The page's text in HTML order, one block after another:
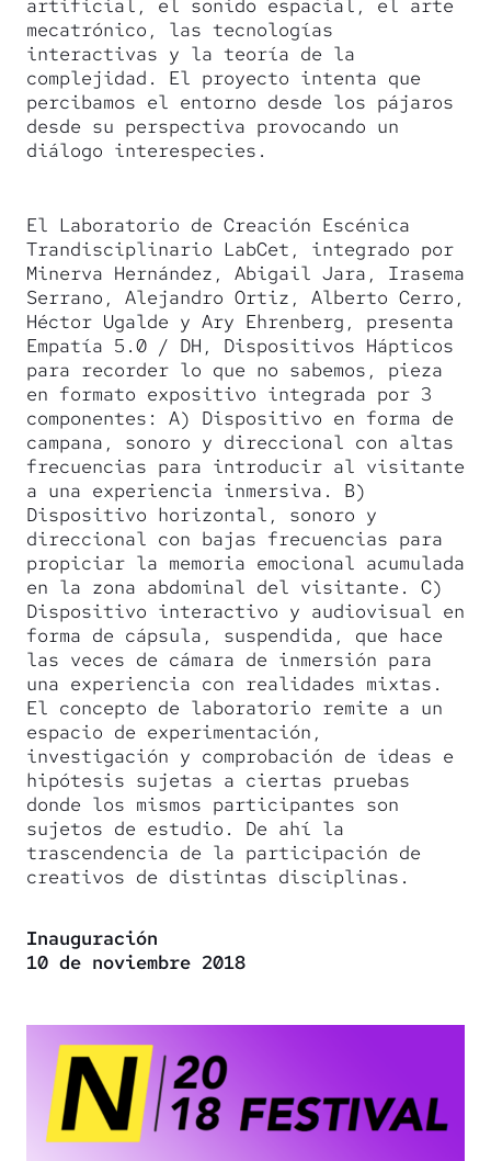
artificial, el sonido espacial, el arte
mecatrónico, las tecnologías
interactivas y la teoría de la
complejidad. El proyecto intenta que
percibamos el entorno desde los pájaros
desde su perspectiva provocando un
diálogo interespecies.
El Laboratorio de Creación Escénica
Trandisciplinario LabCet, integrado por
Minerva Hernández, Abigail Jara, Irasema
Serrano, Alejandro Ortiz, Alberto Cerro,
Héctor Ugalde y Ary Ehrenberg, presenta
Empatía 5.0 / DH, Dispositivos Hápticos
para recorder lo que no sabemos, pieza
en formato expositivo integrada por 3
componentes: A) Dispositivo en forma de
campana, sonoro y direccional con altas
frecuencias para introducir al visitante
a una experiencia inmersiva. B)
Dispositivo horizontal, sonoro y
direccional con bajas frecuencias para
propiciar la memoria emocional acumulada
en la zona abdominal del visitante. C)
Dispositivo interactivo y audiovisual en
forma de cápsula, suspendida, que hace
las veces de cámara de inmersión para
una experiencia con realidades mixtas.
El concepto de laboratorio remite a un
espacio de experimentación,
investigación y comprobación de ideas e
hipótesis sujetas a ciertas pruebas
donde los mismos participantes son
sujetos de estudio. De ahí la
trascendencia de la participación de
creativos de distintas disciplinas.
Inauguración
10 de noviembre 2018